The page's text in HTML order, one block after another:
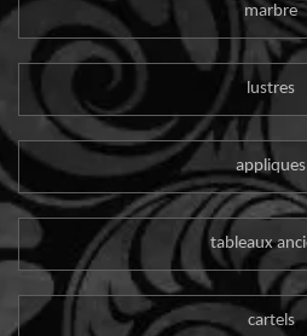
marbre
lustres
appliques
tableaux
cartels